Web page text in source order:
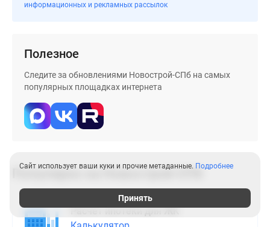
информационных и рекламных рассылок
Полезное
Следите за обновлениями Новострой-СПб на самых
популярных площадках интернета
Популярно наНовострой-СПб
Расчет ипотеки для ЖК
Сайт использует ваши куки и прочие метаданные. Подробнее
Принять